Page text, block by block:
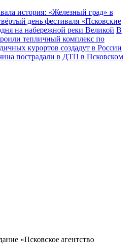
история: «Железный град» в
день фестиваля «Псковские
на набережной реки Великой В
тепличный комплекс по
курортов создадут в России
пострадали в ДТП в Псковском
«Псковское агентство